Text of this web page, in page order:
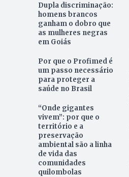
Dupla discriminação:
homens brancos
ganham o dobro que
as mulheres negras
em Goiás
Por que o Profimed é
um passo necessário
para proteger a
saúde no Brasil
“Onde gigantes
vivem”: por que o
território e a
preservação
ambiental são a linha
de vida das
comunidades
quilombolas